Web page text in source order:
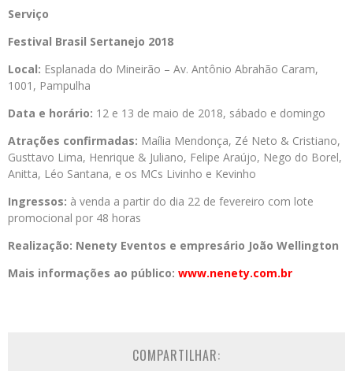
Serviço
Festival Brasil Sertanejo 2018
Local: Esplanada do Mineirão – Av. Antônio Abrahão Caram,
1001, Pampulha
Data e horário: 12 e 13 de maio de 2018, sábado e domingo
Atrações confirmadas: Maília Mendonça, Zé Neto & Cristiano,
Gusttavo Lima, Henrique & Juliano, Felipe Araújo, Nego do Borel,
Anitta, Léo Santana, e os MCs Livinho e Kevinho
Ingressos: à venda a partir do dia 22 de fevereiro com lote
promocional por 48 horas
Realização: Nenety Eventos e empresário João Wellington
Mais informações ao público: www.nenety.com.br
COMPARTILHAR: